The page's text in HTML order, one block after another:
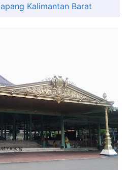
Kalimantan Barat